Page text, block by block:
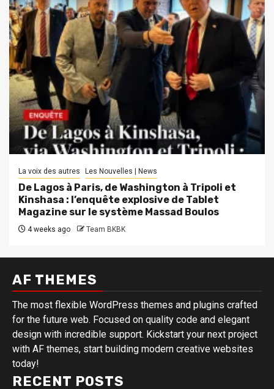
La voix des autres Les Nouvelles | News
De Lagos à Paris, de Washington à Tripoli et
Kinshasa : l’enquête explosive de Tablet
Magazine sur le système Massad Boulos
4 weeks ago Team BKBK
AF THEMES
The most flexible WordPress themes and plugins crafted
for the future web. Focused on quality code and elegant
design with incredible support. Kickstart your next project
with AF themes, start building modern creative websites
today!
RECENT POSTS